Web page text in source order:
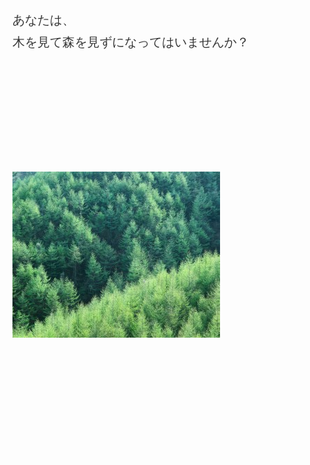
あなたは、
木を見て森を見ずになってはいませんか？